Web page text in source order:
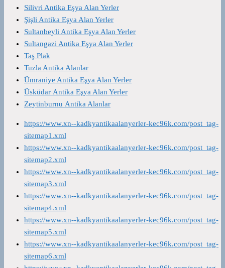
Silivri Antika Eşya Alan Yerler
Şişli Antika Eşya Alan Yerler
Sultanbeyli Antika Eşya Alan Yerler
Sultangazi Antika Eşya Alan Yerler
Taş Plak
Tuzla Antika Alanlar
Ümraniye Antika Eşya Alan Yerler
Üsküdar Antika Eşya Alan Yerler
Zeytinburnu Antika Alanlar
https://www.xn--kadkyantikaalanyerler-kec96k.com/post_tag-
sitemap1.xml
https://www.xn--kadkyantikaalanyerler-kec96k.com/post_tag-
sitemap2.xml
https://www.xn--kadkyantikaalanyerler-kec96k.com/post_tag-
sitemap3.xml
https://www.xn--kadkyantikaalanyerler-kec96k.com/post_tag-
sitemap4.xml
https://www.xn--kadkyantikaalanyerler-kec96k.com/post_tag-
sitemap5.xml
https://www.xn--kadkyantikaalanyerler-kec96k.com/post_tag-
sitemap6.xml